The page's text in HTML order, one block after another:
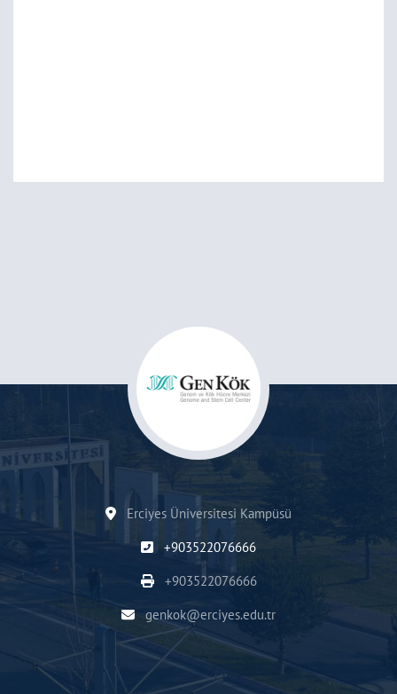
Erciyes Üniversitesi Kampüsü
+903522076666
+903522076666
genkok@erciyes.edu.tr